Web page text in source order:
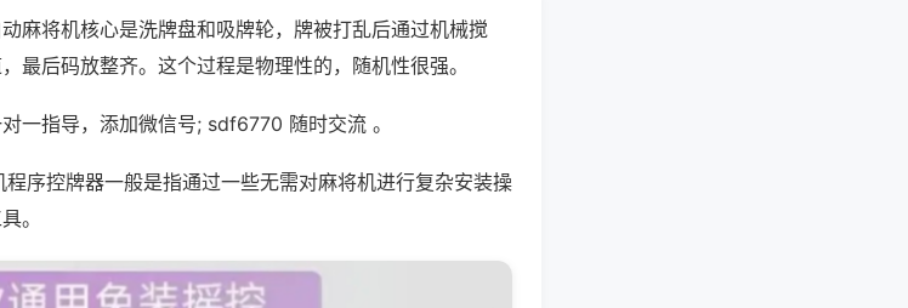
麻将机核心是洗牌盘和吸牌轮，牌被打乱后通过机械搅
最后码放整齐。这个过程是物理性的，随机性很强。
一指导，添加微信号; sdf6770 随时交流 。
序控牌器一般是指通过一些无需对麻将机进行复杂安装操
。